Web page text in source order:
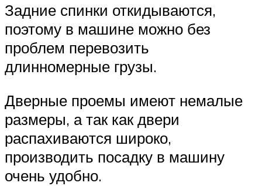
Задние спинки откидываются,
поэтому в машине можно без
проблем перевозить
длинномерные грузы.
Дверные проемы имеют немалые
размеры, а так как двери
распахиваются широко,
производить посадку в машину
очень удобно.